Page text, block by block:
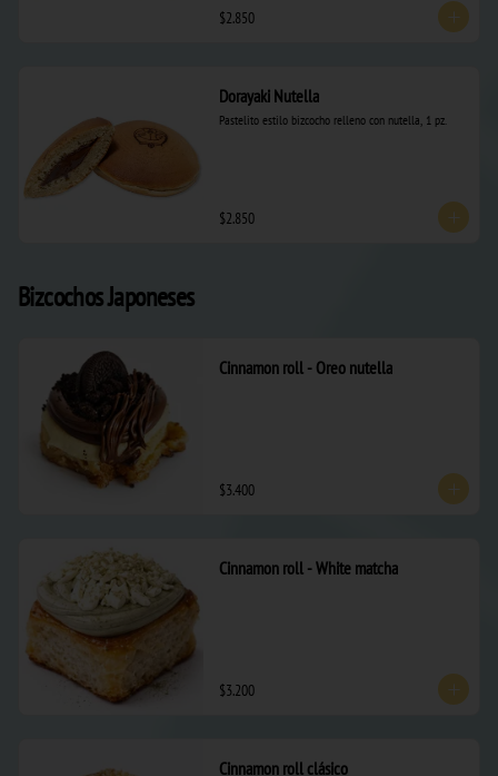
$2.850
Dorayaki Nutella
Pastelito estilo bizcocho relleno con nutella, 1 pz.
$2.850
Bizcochos Japoneses
Cinnamon roll - Oreo nutella
$3.400
Cinnamon roll - White matcha
$3.200
Cinnamon roll clásico